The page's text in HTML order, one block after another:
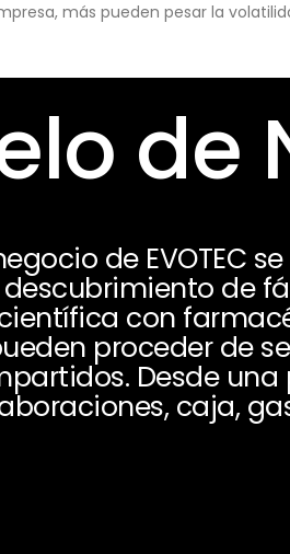
más pueden pesar la
de
de EVOTEC
de
con
proceder de
Desde
caja,